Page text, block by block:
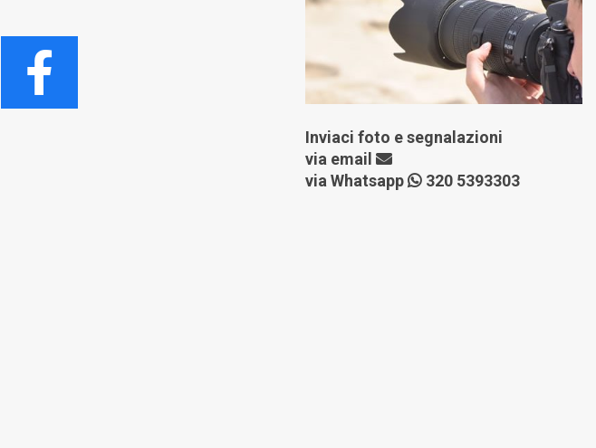
Inviaci foto e segnalazioni
via email
via Whatsapp
320 5393303